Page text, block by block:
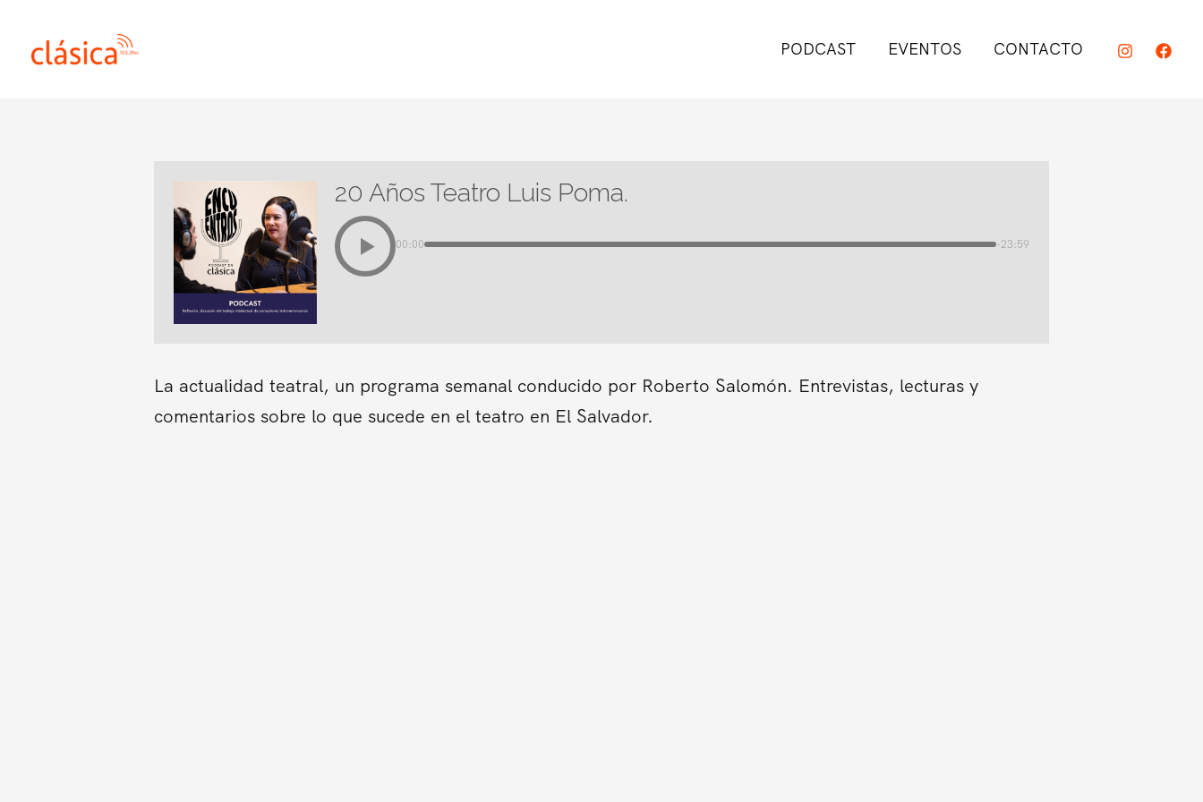
contenido
PODCAST EVENTOS CONTACTO
20 Años Teatro Luis Poma.
00:00 -23:59
La actualidad teatral, un programa semanal conducido por Roberto Salomón. Entrevistas, lecturas y
comentarios sobre lo que sucede en el teatro en El Salvador.